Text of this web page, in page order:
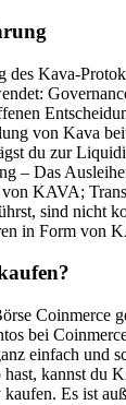
Kava-
von Kava
du zur
– Das
KAVA;
sind nicht
in Form von
Coinmerce
bei
einfach und
hast, kannst du
Es ist